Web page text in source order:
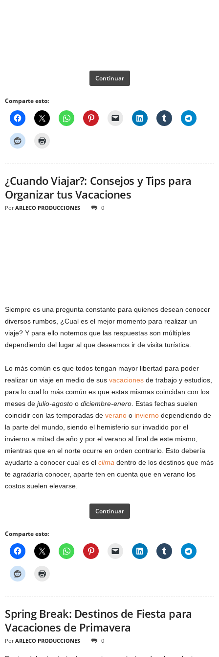
Continuar
Comparte esto:
¿Cuando Viajar?: Consejos y Tips para
Organizar tus Vacaciones
Por ARLECO PRODUCCIONES 0
Siempre es una pregunta constante para quienes desean conocer
diversos rumbos, ¿Cual es el mejor momento para realizar un
viaje? Y para ello notemos que las respuestas son múltiples
dependiendo del lugar al que deseamos ir de visita turística.
Lo más común es que todos tengan mayor libertad para poder
realizar un viaje en medio de sus vacaciones de trabajo y estudios,
para lo cual lo más común es que estas mismas coincidan con los
meses de julio-agosto o diciembre-enero . Estas fechas suelen
coincidir con las temporadas de verano o invierno dependiendo de
la parte del mundo, siendo el hemisferio sur invadido por el
invierno a mitad de año y por el verano al final de este mismo,
mientras que en el norte ocurre en orden contrario. Esto debería
ayudarte a conocer cual es el clima dentro de los destinos que más
te agradaría conocer, aparte ten en cuenta que en verano los
costos suelen elevarse.
Continuar
Comparte esto:
Spring Break: Destinos de Fiesta para
Vacaciones de Primavera
Por ARLECO PRODUCCIONES 0